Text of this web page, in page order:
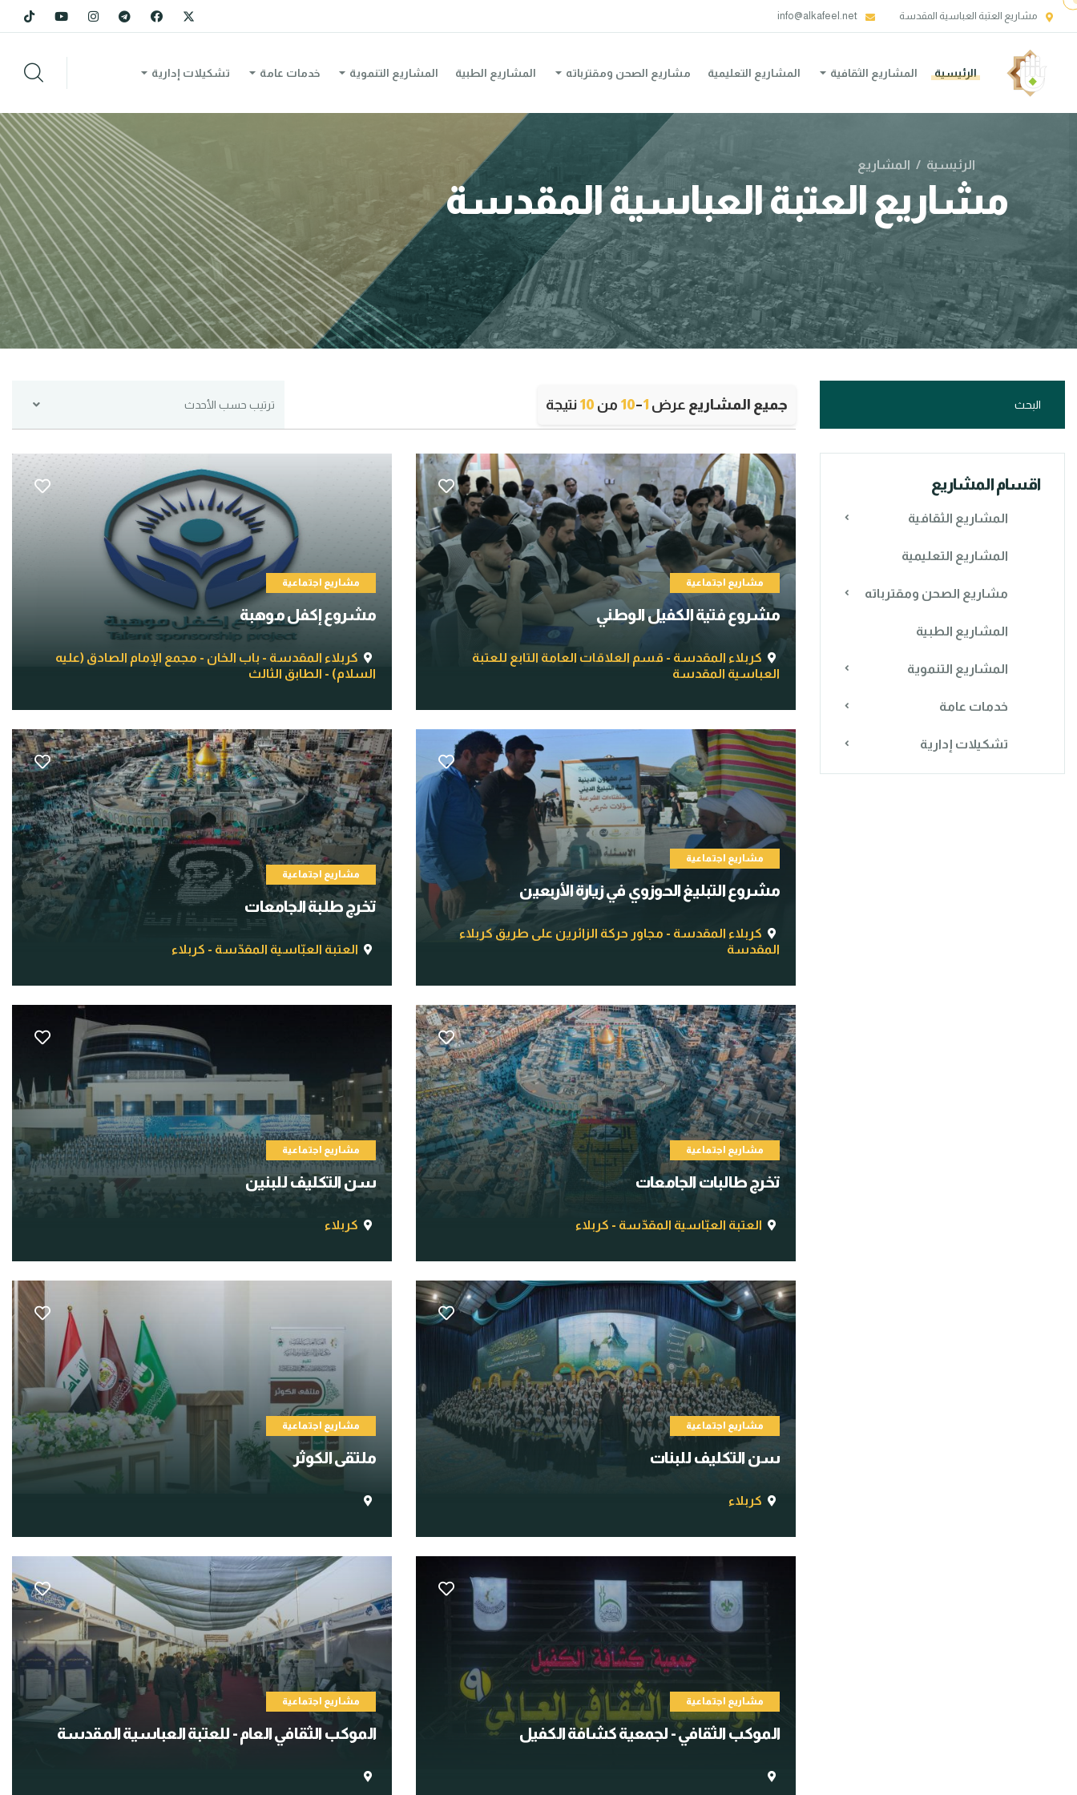
مشاريع العتبة العباسية المقدسة info@alkafeel.net
الرئيسية المشاريع الثقافية المشاريع التعليمية مشاريع الصحن ومقترباته المشاريع الطبية المشاريع التنموية خدمات عامة تشكيلات إدارية
الرئيسية / المشاريع
مشاريع العتبة العباسية المقدسة
اقسام المشاريع
المشاريع الثقافية
المشاريع التعليمية
مشاريع الصحن ومقترباته
المشاريع الطبية
المشاريع التنموية
خدمات عامة
تشكيلات إدارية
جميع المشاريع عرض 1
–
10 من 10 نتيجة ترتيب حسب الأحدث
مشاريع اجتماعية
مشروع فتية الكفيل الوطني
كربلاء المقدسة - قسم العلاقات العامة التابع للعتبة
العباسية المقدسة
مشاريع اجتماعية
مشروع إكفل موهبة
كربلاء المقدسة - باب الخان - مجمع الإمام الصادق (عليه
السلام) - الطابق الثالث
مشاريع اجتماعية
مشروع التبليغ الحوزوي في زيارة الأربعين
كربلاء المقدسة - مجاور حركة الزائرين على طريق كربلاء
المقدسة
مشاريع اجتماعية
تخرج طلبة الجامعات
العتبة العبّاسية المقدّسة - كربلاء
مشاريع اجتماعية
تخرج طالبات الجامعات
العتبة العبّاسية المقدّسة - كربلاء
مشاريع اجتماعية
سن التكليف للبنين
كربلاء
مشاريع اجتماعية
سن التكليف للبنات
كربلاء
مشاريع اجتماعية
ملتقى الكوثر
مشاريع اجتماعية
الموكب الثقافي - لجمعية كشافة الكفيل
مشاريع اجتماعية
الموكب الثقافي العام - للعتبة العباسية المقدسة